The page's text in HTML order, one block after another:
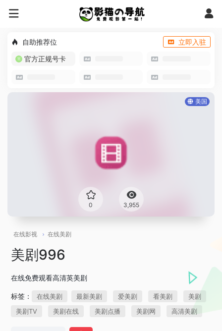
自助推荐位
立即入驻
官方正规号卡
美国
0 3,955
在线影视 在线美剧
美剧996
在线免费观看高清英美剧
标签： 在线美剧 最新美剧 爱美剧 看美剧
美剧
美剧TV
美剧在线 美剧点播 美剧网 高清美剧